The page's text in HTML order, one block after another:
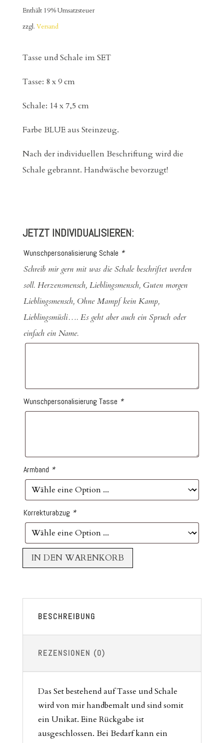
Enthält 19% Umsatzsteuer
zzgl. Versand
Tasse und Schale im SET
Tasse: 8 x 9 cm
Schale: 14 x 7,5 cm
Farbe BLUE aus Steinzeug.
Nach der individuellen Beschriftung wird die
Schale gebrannt. Handwäsche bevorzugt!
JETZT INDIVIDUALISIEREN:
Wunschpersonalisierung Schale *
Schreib mir gern mit was die Schale beschriftet werden
soll. Herzensmensch, Lieblingsmensch, Guten morgen
Lieblingsmensch, Ohne Mampf kein Kamp,
Lieblingsmüsli…. Es geht aber auch ein Spruch oder
einfach ein Name.
Wunschpersonalisierung Tasse *
Armband *
Korrekturabzug *
IN DEN WARENKORB
BESCHREIBUNG
REZENSIONEN (0)
Das Set bestehend auf Tasse und Schale
wird von mir handbemalt und sind somit
ein Unikat. Eine Rückgabe ist
ausgeschlossen. Bei Bedarf kann ein